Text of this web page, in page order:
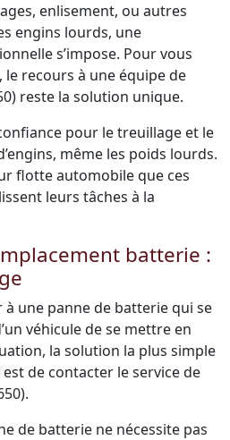
enlisement, ou autres
engins lourds, une
s’impose. Pour vous
recours à une équipe de
reste la solution unique.
pour le treuillage et le
même les poids lourds.
flotte automobile que ces
leurs tâches à la
batterie :
à une panne de batterie qui se
véhicule de se mettre en
la solution la plus simple
de contacter le service de
de batterie ne nécessite pas